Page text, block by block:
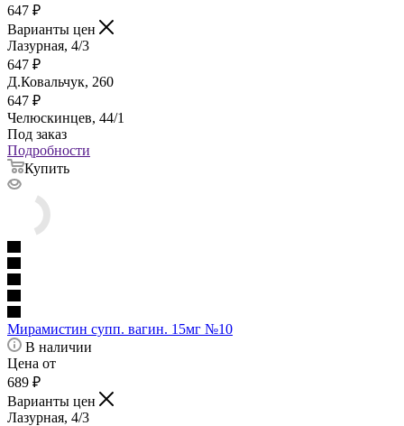
647 ₽
Варианты цен
Лазурная, 4/3
647 ₽
Д.Ковальчук, 260
647 ₽
Челюскинцев, 44/1
Под заказ
Подробности
Купить
Мирамистин супп. вагин. 15мг №10
В наличии
Цена от
689 ₽
Варианты цен
Лазурная, 4/3